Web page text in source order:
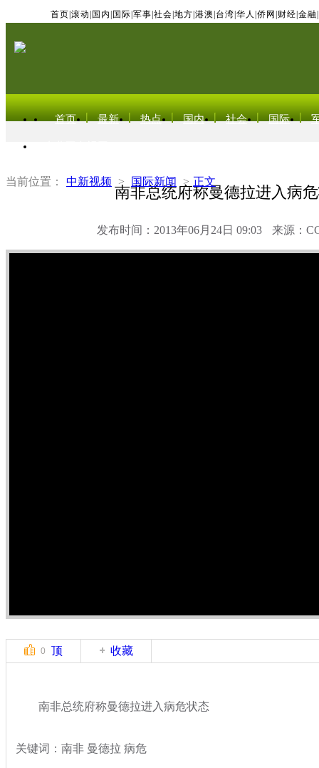
首页 滚动 国内 国际 军事 社会 地方 港澳 台湾 华人 侨网 财经 金融
首页 最新 热点 国内 社会 国际
当前位置： 中新视频 > 国际新闻 > 正文
南非总统府称曼德拉进入病
发布时间：2013年06月24日 09:03 来源：
0 顶 收藏
南非总统府称曼德拉进入病危状态
关键词：南非 曼德拉 病危